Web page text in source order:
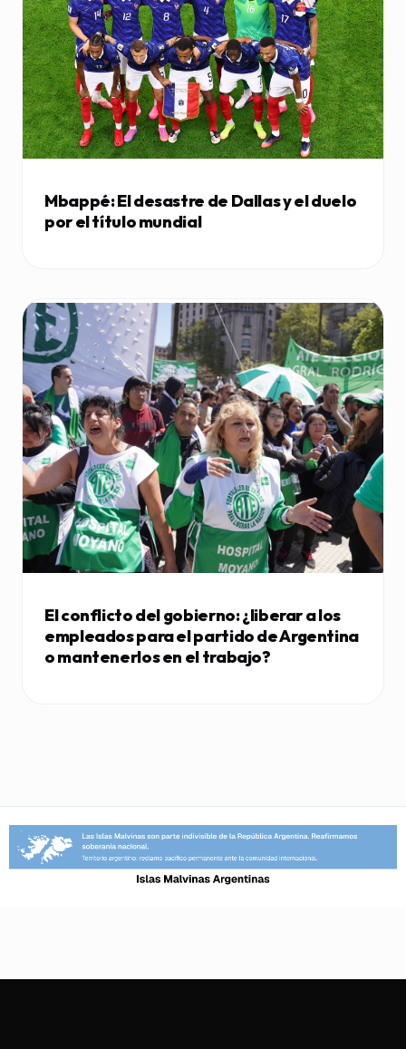
Mbappé: El desastre de Dallas y el duelo
por el título mundial
El conflicto del gobierno: ¿liberar a los
empleados para el partido de Argentina
o mantenerlos en el trabajo?